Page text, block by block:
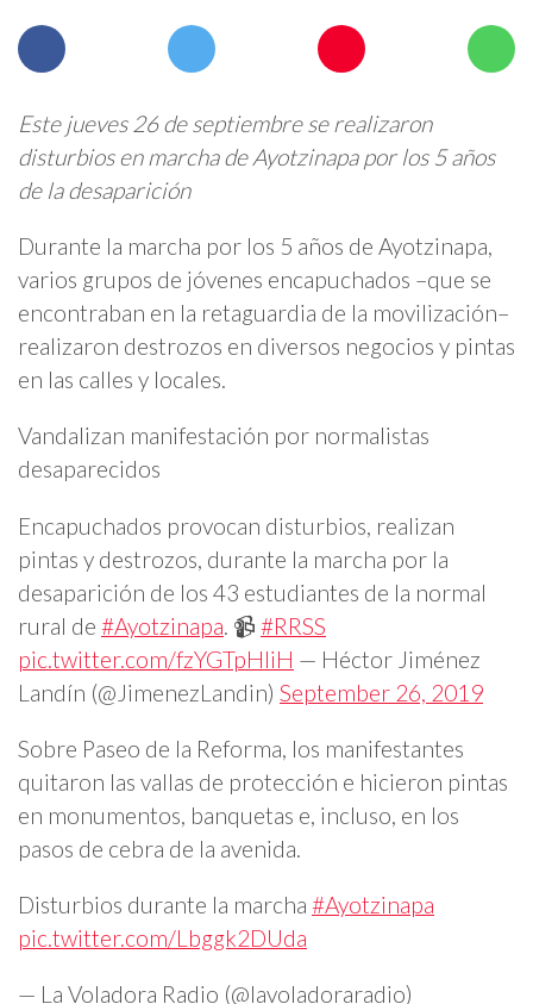
Este jueves 26 de septiembre se realizaron
disturbios en marcha de Ayotzinapa por los 5 años
de la desaparición
Durante la marcha por los 5 años de Ayotzinapa,
varios grupos de jóvenes encapuchados –que se
encontraban en la retaguardia de la movilización–
realizaron destrozos en diversos negocios y pintas
en las calles y locales.
Vandalizan manifestación por normalistas
desaparecidos
Encapuchados provocan disturbios, realizan
pintas y destrozos, durante la marcha por la
desaparición de los 43 estudiantes de la normal
rural de #Ayotzinapa . 📹 #RRSS
pic.twitter.com/fzYGTpHIiH — Héctor Jiménez
Landín (@JimenezLandin) September 26, 2019
Sobre Paseo de la Reforma, los manifestantes
quitaron las vallas de protección e hicieron pintas
en monumentos, banquetas e, incluso, en los
pasos de cebra de la avenida.
Disturbios durante la marcha #Ayotzinapa
pic.twitter.com/Lbggk2DUda
— La Voladora Radio (@lavoladoraradio)